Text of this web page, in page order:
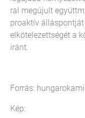
ral megújult
proaktív
elkötelezettségét a
iránt.
Forrás:
Kép: